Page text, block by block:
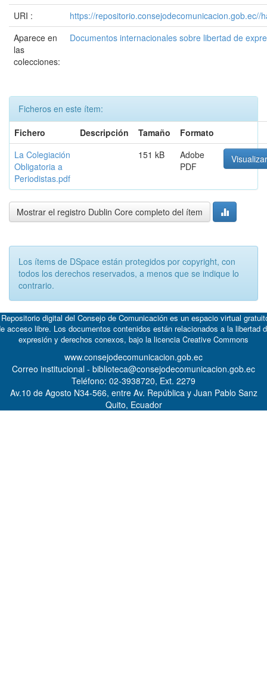
URI :
https://repositorio.consejodecomunicacion.gob.ec//
Aparece en
las
colecciones:
Documentos internacionales sobre libertad de
Ficheros en este ítem:
Fichero
Descripción Tamaño
Formato
La Colegiación
Obligatoria a
Periodistas.pdf
151 kB
Adobe
PDF
Mostrar el registro Dublin Core completo del ítem
Los ítems de DSpace están protegidos por copyright, con
todos los derechos reservados, a menos que se indique lo
contrario.
digital del Consejo de Comunicación es un espacio virtual
acceso libre. Los documentos contenidos están relacionados a la libertad
expresión y derechos conexos, bajo la licencia Creative Commons
www.consejodecomunicacion.gob.ec
Correo institucional - biblioteca@consejodecomunicacion.gob.ec
Teléfono: 02-3938720, Ext. 2279
Av.10 de Agosto N34-566, entre Av. República y Juan Pablo Sanz
Quito, Ecuador